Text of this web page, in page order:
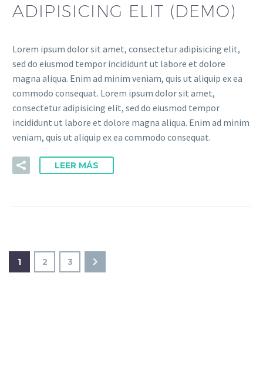
ADIPISICING ELIT (DEMO)
Lorem ipsum dolor sit amet, consectetur adipisicing elit,
sed do eiusmod tempor incididunt ut labore et dolore
magna aliqua. Enim ad minim veniam, quis ut aliquip ex ea
commodo consequat. Lorem ipsum dolor sit amet,
consectetur adipisicing elit, sed do eiusmod tempor
incididunt ut labore et dolore magna aliqua. Enim ad minim
veniam, quis ut aliquip ex ea commodo consequat.
LEER MÁS
1 2 3